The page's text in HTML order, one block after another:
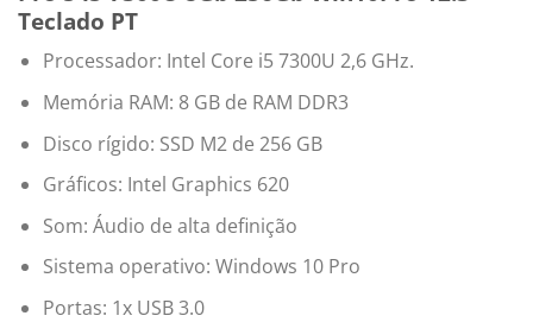
Teclado PT
Processador: Intel Core i5 7300U 2,6 GHz.
Memória RAM: 8 GB de RAM DDR3
Disco rígido: SSD M2 de 256 GB
Gráficos: Intel Graphics 620
Som: Áudio de alta definição
Sistema operativo: Windows 10 Pro
Portas: 1x USB 3.0